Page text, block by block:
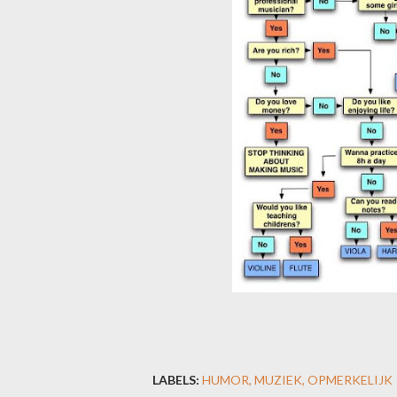
LABELS: HUMOR MUZIEK OPMERKELIJK